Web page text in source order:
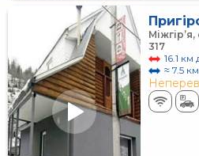
317
16.1
≈ 7.5